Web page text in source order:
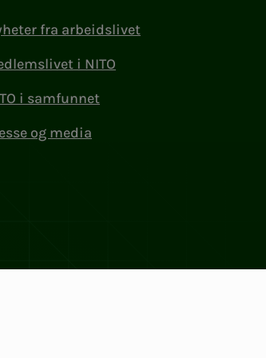
fra arbeidslivet
i NITO
i samfunnet
og media